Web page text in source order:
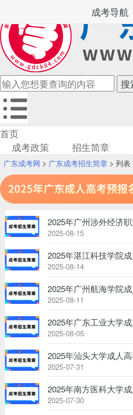
首页
成考政策
招生简章
广东成考网 > 广东成考招生简章> 列表
2025-08-15
2025年湛江科技学院
2025-08-14
2025年广州航海学院
2025-08-11
2025年广东工业大学
2025-08-05
2025年汕头大学成人
2025-07-31
2025年南方医科大学
2025-07-30
成考导航